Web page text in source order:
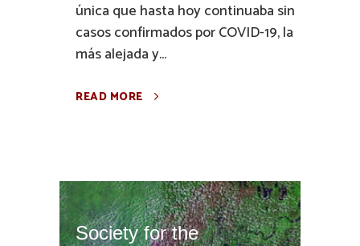
única que hasta hoy continuaba sin
casos confirmados por COVID-19, la
más alejada y...
READ MORE
Society for the